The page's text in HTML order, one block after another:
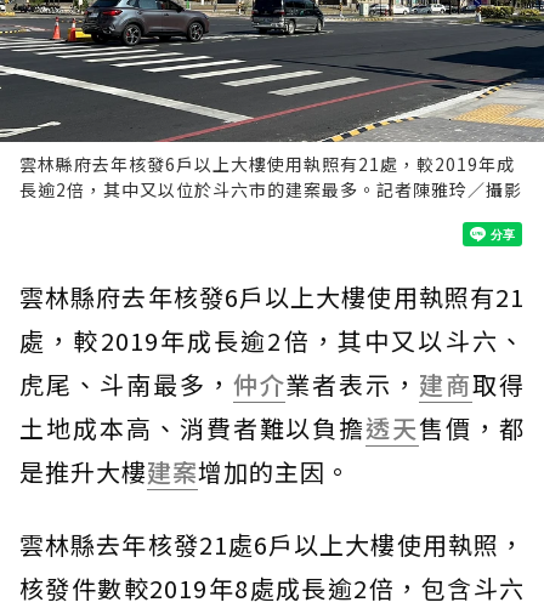
雲林縣府去年核發6戶以上大樓使用執照有21處，較2019年成
長逾2倍，其中又以位於斗六市的建案最多。記者陳雅玲／攝影
雲林縣府去年核發6戶以上大樓使用執照有21
處，較2019年成長逾2倍，其中又以斗六、
虎尾、斗南最多， 仲介業者表示， 建商取得
土地成本高、消費者難以負擔透天售價，都
是推升大樓建案增加的主因。
雲林縣去年核發21處6戶以上大樓使用執照，
核發件數較2019年8處成長逾2倍，包含斗六